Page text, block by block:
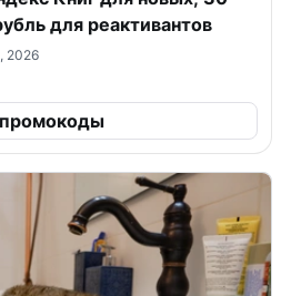
для реактивантов
2026